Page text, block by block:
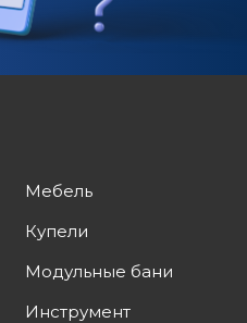
Мебель
Купели
Модульные бани
Инструмент